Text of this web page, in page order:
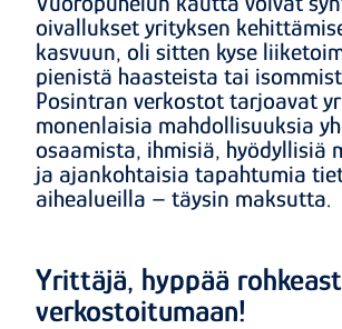
oivallukset yrityksen
kasvuun, oli sitten kyse
pienistä haasteista tai
Posintran verkostot tarjoavat
monenlaisia mahdollisuuksia
osaamista, ihmisiä, hyödyllisiä
ja ajankohtaisia tapahtumia
aihealueilla – täysin maksutta.
Yrittäjä, hyppää
verkostoitumaan!